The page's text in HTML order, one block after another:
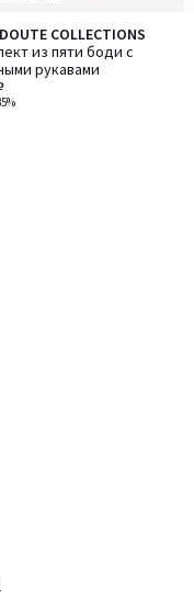
COLLECTIONS
из пяти боди с
рукавами